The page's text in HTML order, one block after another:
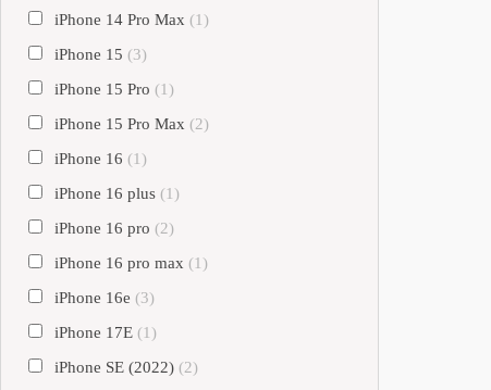
iPhone 14 Pro Max (1)
iPhone 15 (3)
iPhone 15 Pro (1)
iPhone 15 Pro Max (2)
iPhone 16 (1)
iPhone 16 plus (1)
iPhone 16 pro (2)
iPhone 16 pro max (1)
iPhone 16e (3)
iPhone 17E (1)
iPhone SE (2022) (2)